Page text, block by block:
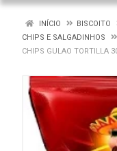
INÍCIO
BISCOITO
CHIPS E SALGADINHOS
CHIPS GULAO TORTILLA